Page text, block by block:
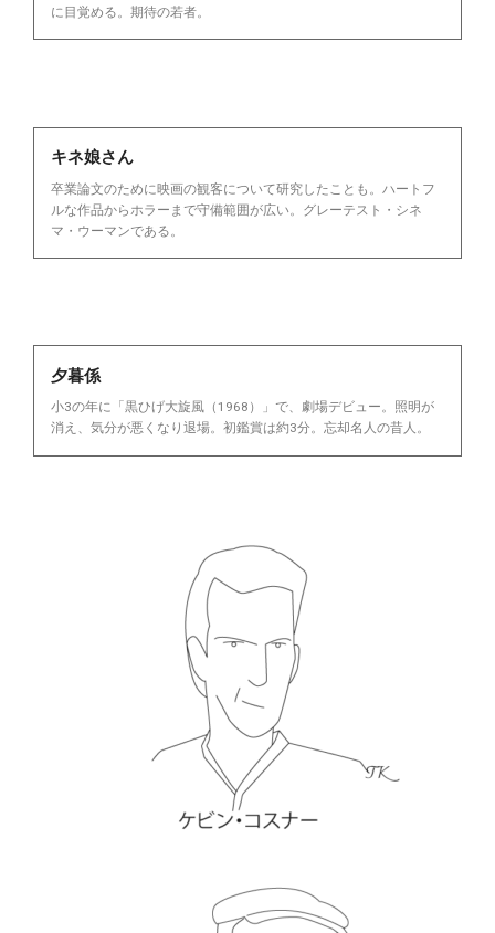
に目覚める。期待の若者。
キネ娘さん
卒業論文のために映画の観客について研究したことも。ハートフ
ルな作品からホラーまで守備範囲が広い。グレーテスト・シネ
マ・ウーマンである。
夕暮係
小3の年に「黒ひげ大旋風（1968）」で、劇場デビュー。照明が
消え、気分が悪くなり退場。初鑑賞は約3分。忘却名人の昔人。